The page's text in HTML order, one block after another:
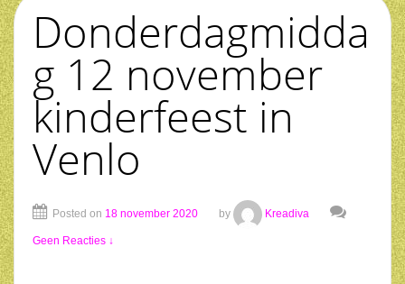
Donderdagmidda
g 12 november
kinderfeest in
Venlo
Posted on 18 november 2020 by Kreadiva
Geen Reacties ↓